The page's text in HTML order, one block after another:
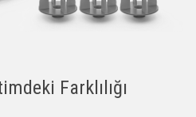
Farklılığı